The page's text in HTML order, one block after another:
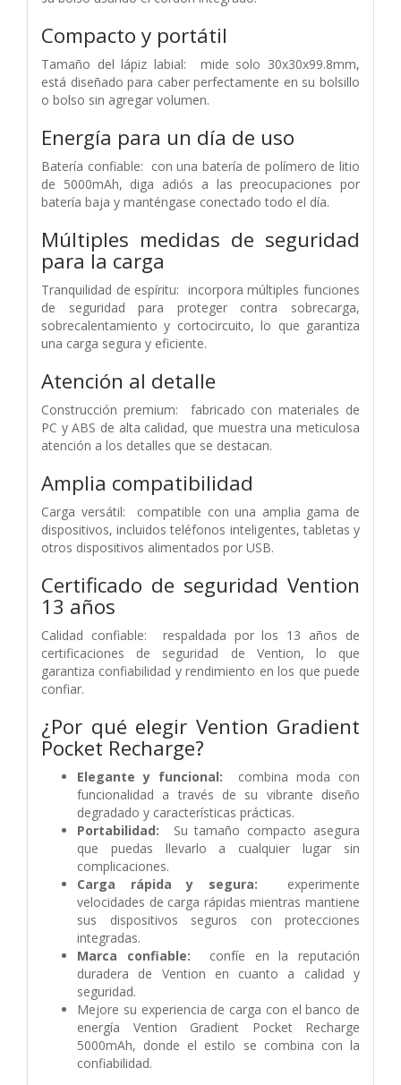
Compacto y portátil
Tamaño del lápiz labial: mide solo 30x30x99.8mm,
está diseñado para caber perfectamente en su bolsillo
o bolso sin agregar volumen.
Energía para un día de uso
Batería confiable: con una batería de polímero de litio
de 5000mAh, diga adiós a las preocupaciones por
batería baja y manténgase conectado todo el día.
Múltiples medidas de seguridad
para la carga
Tranquilidad de espíritu: incorpora múltiples funciones
de seguridad para proteger contra sobrecarga,
sobrecalentamiento y cortocircuito, lo que garantiza
una carga segura y eficiente.
Atención al detalle
Construcción premium: fabricado con materiales de
PC y ABS de alta calidad, que muestra una meticulosa
atención a los detalles que se destacan.
Amplia compatibilidad
Carga versátil: compatible con una amplia gama de
dispositivos, incluidos teléfonos inteligentes, tabletas y
otros dispositivos alimentados por USB.
Certificado de seguridad Vention
13 años
Calidad confiable: respaldada por los 13 años de
certificaciones de seguridad de Vention, lo que
garantiza confiabilidad y rendimiento en los que puede
confiar.
¿Por qué elegir Vention Gradient
Pocket Recharge?
Elegante y funcional: combina moda con
funcionalidad a través de su vibrante diseño
degradado y características prácticas.
Portabilidad: Su tamaño compacto asegura
que puedas llevarlo a cualquier lugar sin
complicaciones.
Carga rápida y segura: experimente
velocidades de carga rápidas mientras mantiene
sus dispositivos seguros con protecciones
integradas.
Marca confiable: confíe en la reputación
duradera de Vention en cuanto a calidad y
seguridad.
Mejore su experiencia de carga con el banco de
energía Vention Gradient Pocket Recharge
5000mAh, donde el estilo se combina con la
confiabilidad.